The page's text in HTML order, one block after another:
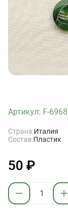
Артикул: F-6968
Страна:Италия
Состав:Пластик
50 ₽